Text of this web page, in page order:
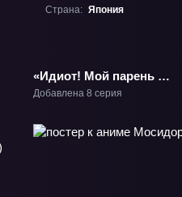
Страна: Япония
«Идиот! Мой парень —
идиот» ТВ-1
Добавлена 8 серия